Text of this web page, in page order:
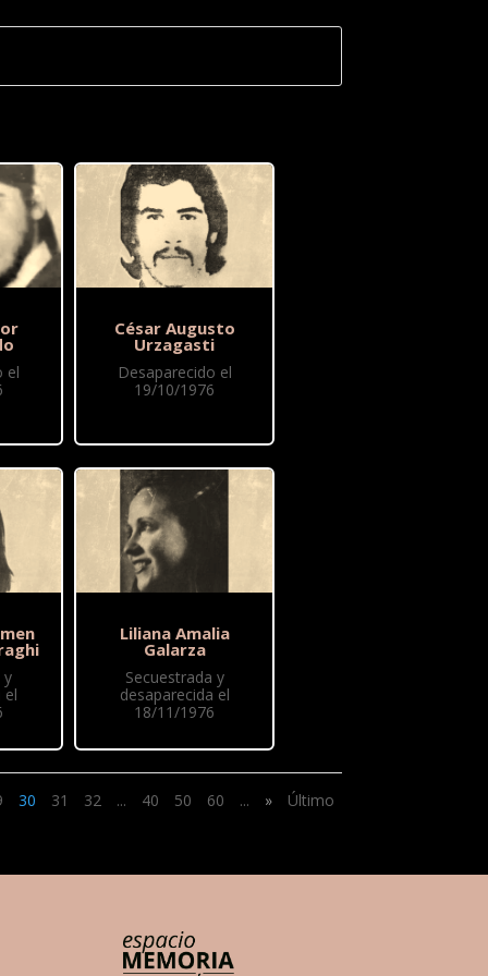
el
y
el
César Augusto
Urzagasti
Desaparecido el
19/10/1976
Liliana Amalia
Galarza
Secuestrada y
desaparecida el
18/11/1976
30 31 32 ... 40 50 60 ... » Último